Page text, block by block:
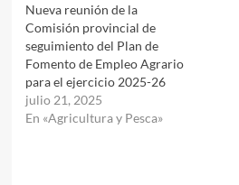
Nueva reunión de la
Comisión provincial de
seguimiento del Plan de
Fomento de Empleo Agrario
para el ejercicio 2025-26
julio 21, 2025
En «Agricultura y Pesca»